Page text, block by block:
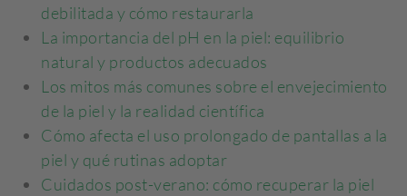
debilitada y cómo restaurarla
La importancia del pH en la piel: equilibrio
natural y productos adecuados
Los mitos más comunes sobre el envejecimiento
de la piel y la realidad científica
Cómo afecta el uso prolongado de pantallas a la
piel y qué rutinas adoptar
Cuidados post-verano: cómo recuperar la piel